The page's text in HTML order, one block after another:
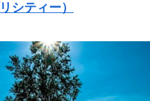
シティー）